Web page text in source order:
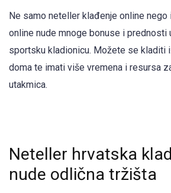
Ne samo neteller klađenje online nego
online nude mnoge bonuse i prednosti
sportsku kladionicu. Možete se kladiti
doma te imati više vremena i resursa
utakmica.
Neteller hrvatska
nude odlična tržišta